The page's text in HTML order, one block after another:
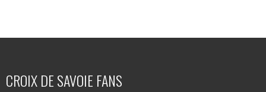
CROIX DE SAVOIE FANS